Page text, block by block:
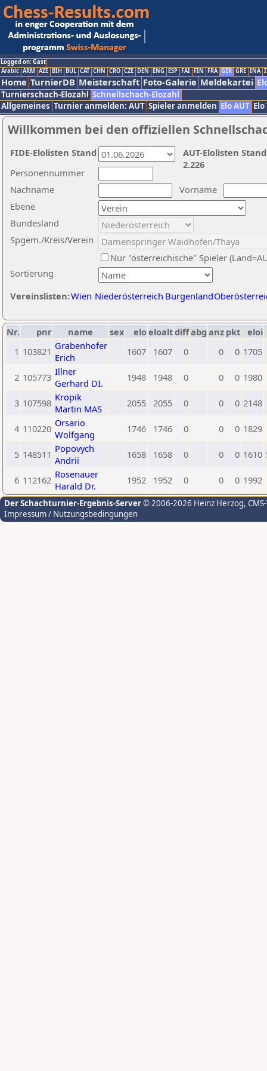
Logged on: Gast
Arabic ARM AZE BIH BUL CAT CHN CRO CZE DEN ENG ESP FAI FIN FRA GER GRE INA
Home TurnierDB Meisterschaft Foto-Galerie Meldekartei
Turnierschach-Elozahl Schnellschach-Elozahl
Allgemeines Turnier anmelden: AUT Spieler anmelden Elo AUT
Willkommen bei den offiziellen
Nachname
Vorname
Ebene
Sortierung
Personennummer
Bundesland
Spgem./Kreis/Verein
Nur "österreichische" Spieler
Vereinslisten:Wien Niederösterreich Burgenland
AUT-Elolisten
2.226
FIDE-Elolisten Stand
Nr. pnr name sex eloeloaltdiffabg anz pkt eloi
1 103821 Grabenhofer
Erich
1607 1607 0 0 0 1705
2 105773 Illner
Gerhard DI.
1948 1948 0 0 0 1980
3 107598 Kropik
Martin MAS
2055 2055 0 0 0 2148
4 110220 Orsario
Wolfgang
1746 1746 0 0 0 1829
5 148511 Popovych
Andrii
1658 1658 0 0 0 1610
6 112162 Rosenauer
Harald Dr.
1952 1952 0 0 0 1992
Der Schachturnier-Ergebnis-Server© 2006-2026 Heinz Herzog,
Impressum / Nutzungsbedingungen